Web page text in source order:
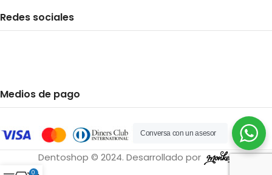
Redes sociales
Medios de pago
Dentoshop © 2024. Desarrollado por
Conversa con un asesor
0